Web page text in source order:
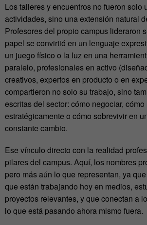
Los talleres y encuentros no fueron solo
actividades, sino una extensión natural
Profesores del propio campus lideraron
papel se convirtió en un lenguaje
un juego físico o la luz en una
paralelo, profesionales en activo
creativos, expertos en producto o en
compartieron no solo su trabajo, sino
escritas del sector: cómo negociar,
estratégicamente o cómo sobrevivir en
constante cambio.
Ese vínculo directo con la realidad
pilares del campus. Aquí, los nombres
pero más aún lo que representan, ya
que están trabajando hoy en medios,
proyectos relevantes, y que conectan a
lo que está pasando ahora mismo fuera.